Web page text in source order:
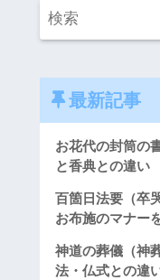
最新記事
お花代の封筒の
と香典との違い
百箇日法要（卒
お布施のマナー
神道の葬儀（神
法・仏式との違